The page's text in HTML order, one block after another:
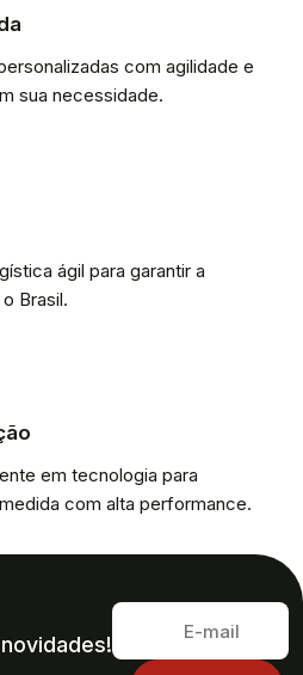
com agilidade e
sua necessidade.
ágil para garantir a
Brasil.
em tecnologia para
com alta performance.